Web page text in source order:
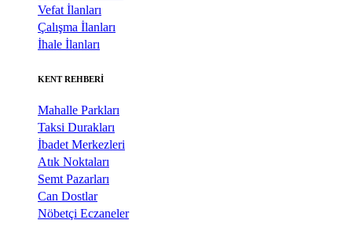
Vefat İlanları
Çalışma İlanları
İhale İlanları
KENT REHBERİ
Mahalle Parkları
Taksi Durakları
İbadet Merkezleri
Atık Noktaları
Semt Pazarları
Can Dostlar
Nöbetçi Eczaneler